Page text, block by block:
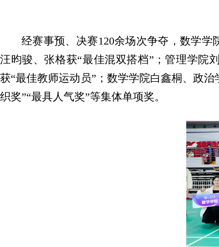
经赛事预、决赛120余场次争夺，数学
汪昀骏、张格获“最佳混双搭档”；管理学院
获“最佳教师运动员”；数学学院白鑫桐、政
织奖”“最具人气奖”等集体单项奖。